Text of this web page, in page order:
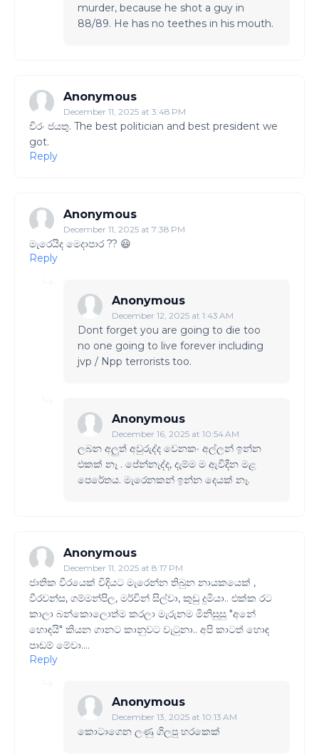
murder, because he shot a guy in
88/89. He has no teethes in his mouth.
Anonymous
December 11, 2025 at 3:48 PM
චිරං ජයතු. The best politician and best president we
got.
Reply
Anonymous
December 11, 2025 at 7:38 PM
මැරෙයිද මෙදාපාර ?? 😃
Reply
Anonymous
December 12, 2025 at 1:43 AM
Dont forget you are going to die too
no one going to live forever including
jvp / Npp terrorists too.
Anonymous
December 16, 2025 at 10:54 AM
ලබන අලුත් අවුරුද්ද වෙනකං අල්ලන් ඉන්න
එකක් නෑ . පේන්නැද්ද, දැම්ම ම ඇවිදින මළ
පෙරේතය. මැරෙනකන් ඉන්න දෙයක් නෑ.
Anonymous
December 11, 2025 at 8:17 PM
ජාතික වීරයෙක් විදියට මැරෙන්න තිබුන නායකයෙක් ,
වීරවන්ස​, ගම්මන්පිල​, මර්වින් සිල්වා, කුඩු දුමියා.. එක්ක රට
කාලා බන්කොලොත්ම කරලා මැරුනම මිනිසුසු "අනේ
හොඳයි" කියන ගානට කානුවට වැටුනා.. අපි කාටත් හොඳ
පාඩම් මේවා....
Reply
Anonymous
December 13, 2025 at 10:13 AM
කොටාගෙන ලණු ගිලපු හරකෙක්